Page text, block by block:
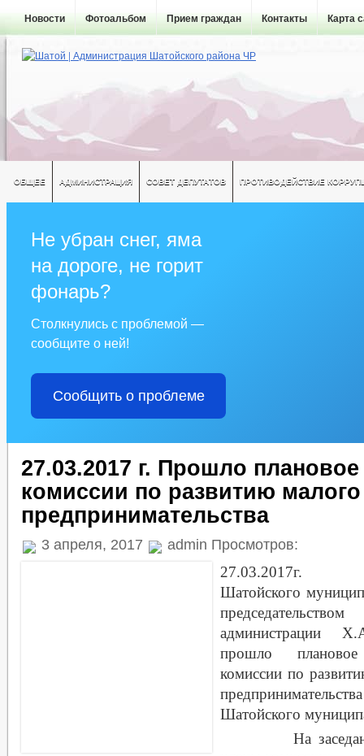
Новости Фотоальбом Прием граждан Контакты Карта
ОБЩЕЕ АДМИНИСТРАЦИЯ СОВЕТ ДЕПУТАТОВ ПРОТИВОДЕЙСТВИЕ
Не убран снег, яма
на дороге, не горит
фонарь?
Столкнулись с проблемой —
сообщите о ней!
Сообщить о проблеме
27.03.2017 г. Прошло плановое
комиссии по развитию малого
предпринимательства
3 апреля, 2017 admin Просмотров:
27.03.2017г. в
Шатойского
администрации
прошло
комиссии по
Шатойского
На заседании